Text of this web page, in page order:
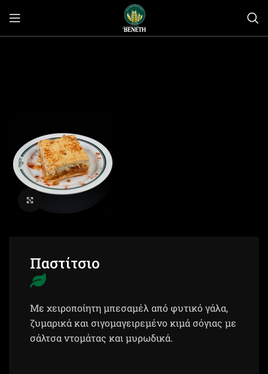
Παστίτσιο
Με χειροποίητη μπεσαμέλ από φυτικό γάλα,
ζυμαρικά και σιγομαγειρεμένο κιμά σόγιας με
σάλτσα ντομάτας και μυρωδικά.